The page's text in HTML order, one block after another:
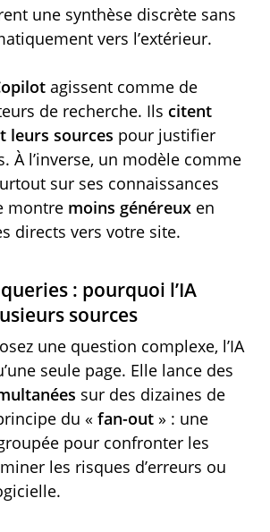
une synthèse discrète sans
vers l’extérieur.
agissent comme de
de recherche. Ils citent
leurs sources pour justifier
À l’inverse, un modèle comme
sur ses connaissances
montre moins généreuxen
directs vers votre site.
: pourquoi l’IA
sources
une question complexe, l’IA
seule page. Elle lance des
sur des dizaines de
du « fan-out» : une
pour confronter les
les risques d’erreurs ou